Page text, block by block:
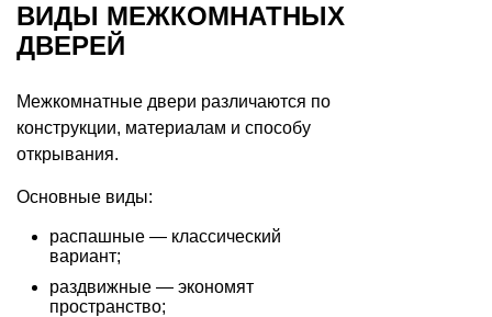
ВИДЫ МЕЖКОМНАТНЫХ
ДВЕРЕЙ
Межкомнатные двери различаются по
конструкции, материалам и способу
открывания.
Основные виды:
распашные — классический
вариант;
раздвижные — экономят
пространство;